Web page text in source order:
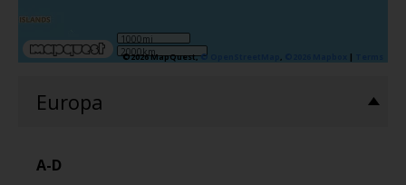
1000mi
2000km
©2026 MapQuest,© OpenStreetMap |
Europa
A-D